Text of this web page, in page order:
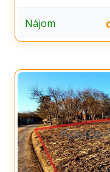
Nájom